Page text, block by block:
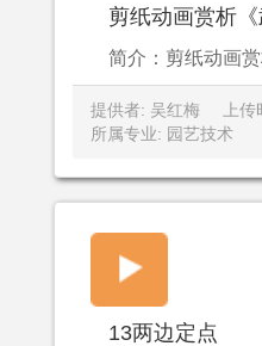
剪纸动画赏析《
简介：剪纸动画赏
提供者: 吴红梅
上
所属专业: 园艺技术
13两边定点